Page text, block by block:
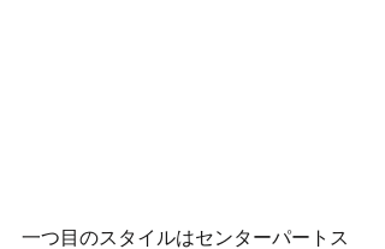
一つ目のスタイルはセンターパートス